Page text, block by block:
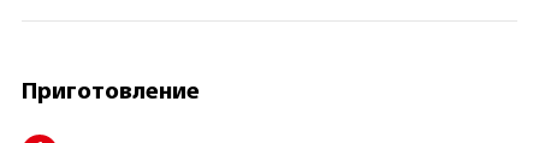
Приготовление